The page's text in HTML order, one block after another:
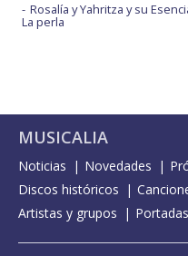
Rosalía y Yahritza y su
La perla
MUSICALIA
Noticias Novedades
Discos históricos
Artistas y grupos
Portadas